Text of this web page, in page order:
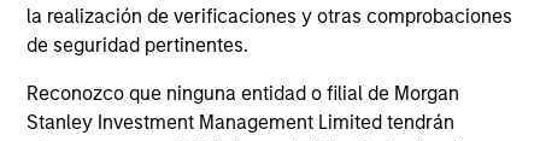
la realización de verificaciones y otras comprobaciones
de seguridad pertinentes.
Reconozco que ninguna entidad o filial de Morgan
Stanley Investment Management Limited tendrán
viewed as infrastructure, embedding itself
directly into the economy in a manner closer